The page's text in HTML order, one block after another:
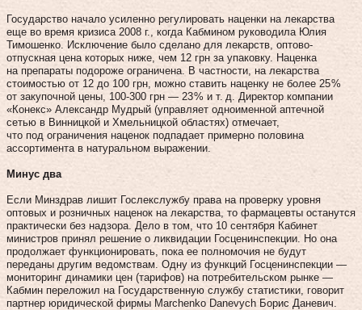
Государство начало усиленно ре­гулировать наценки на лекарства
еще во время кризиса 2008 г., когда Кабмином руководила Юлия
Тимошенко. Исключение было сделано для лекарств, оптово-
отпускная цена которых ниже, чем 12 грн за упаковку. Наценка
на препараты подороже ограничена. В частности, на лекарства
стоимостью от 12 до 100 грн, можно ставить наценку не более 25 %
от закупочной цены, 100‑300 грн — 23 % и т. д. Директор компании
«Конекс» Александр Мудрый (управляет одноименной аптечной
сетью в Винницкой и Хмельницкой областях) отмечает,
что под ограничения наценок подпадает примерно половина
ассортимента в натуральном выражении.
Минус два
Если Минздрав лишит Гослекслужбу права на проверку уровня
оптовых и розничных наценок на лекарства, то фармацевты останутся
практически без надзора. Дело в том, что 10 сентября Кабинет
министров принял решение о ликвидации Госценинспекции. Но она
продолжает функционировать, пока ее полномочия не будут
переданы другим ведомствам. Одну из функций Госценинспекции —
мониторинг динамики цен (тарифов) на потребительском рынке —
Кабмин переложил на Государственную службу статистики, говорит
партнер юридической фирмы Marchenko Danevych Борис Даневич.